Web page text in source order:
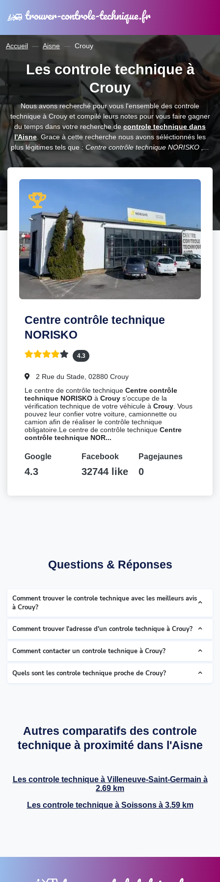
trouver-controle-technique.fr
Accueil Aisne Crouy
Les controle technique à
Crouy
Nous avons recherché pour vous l'ensemble des controle
technique à Crouy et compilé leurs notes pour vous faire gagner
du temps dans votre recherche de controle technique dans
l'Aisne . Grace à cette recherche nous avons séléctionnés les
plus légitimes tels que :Centre contrôle technique NORISKO ,...
Centre contrôle technique
NORISKO
4.3
2 Rue du Stade, 02880 Crouy
Le centre de contrôle techniqueCentre contrôle
technique NORISKO àCrouy s’occupe de la
vérification technique de votre véhicule àCrouy. Vous
pouvez leur confier votre voiture, camionnette ou
camion afin de réaliser le contrôle technique
obligatoire.Le centre de contrôle techniqueCentre
contrôle technique NOR...
Google
4.3
Facebook
32744 like
Pagejaunes
0
Questions & Réponses
Comment trouver le controle technique avec les meilleurs avis
à Crouy?
Comment trouver l'adresse d'un controle technique à Crouy?
Comment contacter un controle technique à Crouy?
Quels sont les controle technique proche de Crouy?
Autres comparatifs des controle
technique à proximité dans l'Aisne
Les controle technique à Villeneuve-Saint-Germain à
2.69 km
Les controle technique à Soissonsà 3.59 km